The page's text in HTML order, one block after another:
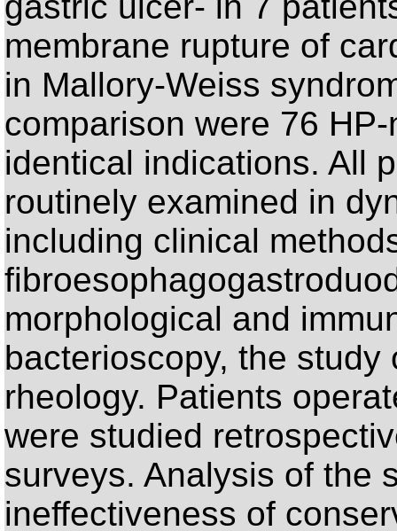
membrane rupture of
in Mallory-Weiss
comparison were 76
identical indications. All
routinely examined in
including clinical
morphological and
bacterioscopy, the
rheology. Patients
were studied
surveys. Analysis of the
ineffectiveness of